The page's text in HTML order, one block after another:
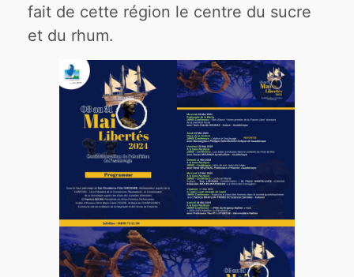
fait de cette région le centre du sucre
et du rhum.